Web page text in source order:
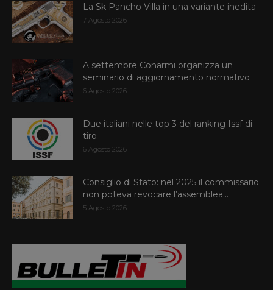
La Sk Pancho Villa in una variante inedita
7 Agosto 2026
A settembre Conarmi organizza un
seminario di aggiornamento normativo
6 Agosto 2026
Due italiani nelle top 3 del ranking Issf di
tiro
6 Agosto 2026
Consiglio di Stato: nel 2025 il commissario
non poteva revocare l’assemblea...
5 Agosto 2026